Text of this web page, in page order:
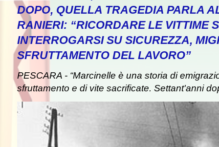
DOPO, QUELLA TRAGEDIA PARLA
RANIERI: “RICORDARE LE VITTIME
INTERROGARSI SU SICUREZZA,
SFRUTTAMENTO DEL LAVORO”
PESCARA - “Marcinelle è una storia di
sfruttamento e di vite sacrificate. Settant'anni